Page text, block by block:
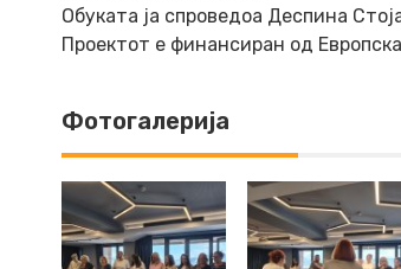
Обуката ја спроведоа Деспина
Проектот е финансиран од
Фотогалерија